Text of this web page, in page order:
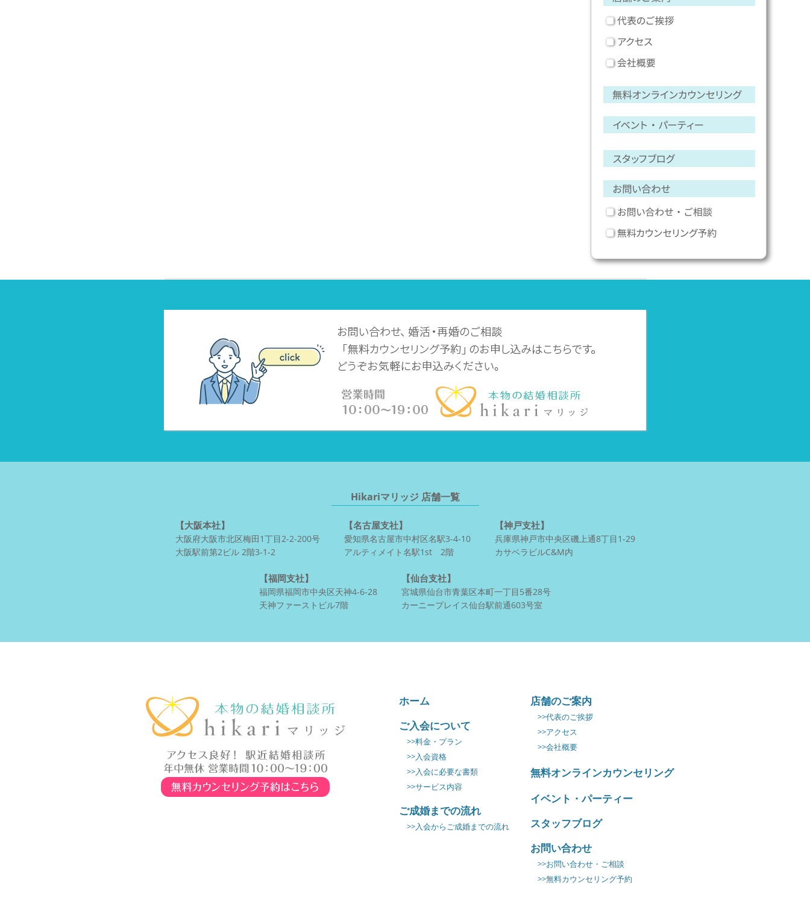
Hikariマリッジ 店舗一覧
【大阪本社】
大阪府大阪市北区梅田1丁目2-2-200号
大阪駅前第2ビル 2階3-1-2
【名古屋支社】
愛知県名古屋市中村区名駅3-4-10
アルティメイト名駅1st 2階
【神戸支社】
兵庫県神戸市中央区磯上通8丁目1-29
カサベラビルC&M内
【福岡支社】
福岡県福岡市中央区天神4-6-28
天神ファーストビル7階
【仙台支社】
宮城県仙台市青葉区本町一丁目5番28号
カーニープレイス仙台駅前通603号室
ホーム
ご入会について
>>料金・プラン
>>入会資格
>>入会に必要な書類
>>サービス内容
ご成婚までの流れ
>>入会からご成婚までの流れ
店舗のご案内
>>代表のご挨拶
>>アクセス
>>会社概要
無料オンラインカウンセリング
イベント・パーティー
スタッフブログ
お問い合わせ
>>お問い合わせ・ご相談
>>無料カウンセリング予約